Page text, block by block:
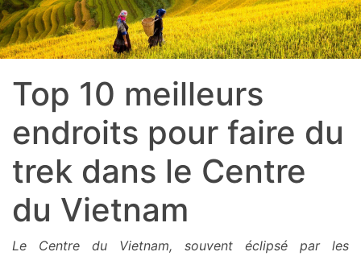
Top 10 meilleurs
endroits pour faire du
trek dans le Centre
du Vietnam
Le Centre du Vietnam, souvent éclipsé par les